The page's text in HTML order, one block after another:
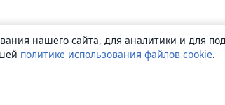
нашего сайта, для аналитики и для
политике использования файлов cookie.